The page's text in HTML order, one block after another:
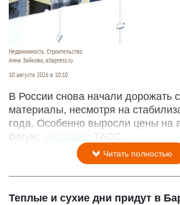
Недвижимость. Строительство.
Анна Зайкова, altapress.ru
10 августа 2026 в 10:10
В России снова начали дорожать
материалы, несмотря на
года. Особенно выросли цены на
битум,
сообщает ТАСС.
Читать полностью
Теплые и сухие дни придут в